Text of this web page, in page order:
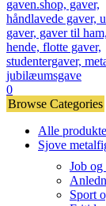
0
Browse Categories
Alle
Sjove
Job og
Sport